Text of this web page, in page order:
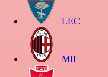
LEC
MIL